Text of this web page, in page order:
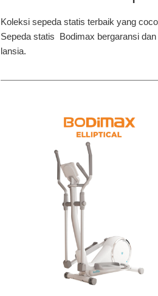
Koleksi sepeda statis terbaik yang
Sepeda statis Bodimax bergaransi
lansia.